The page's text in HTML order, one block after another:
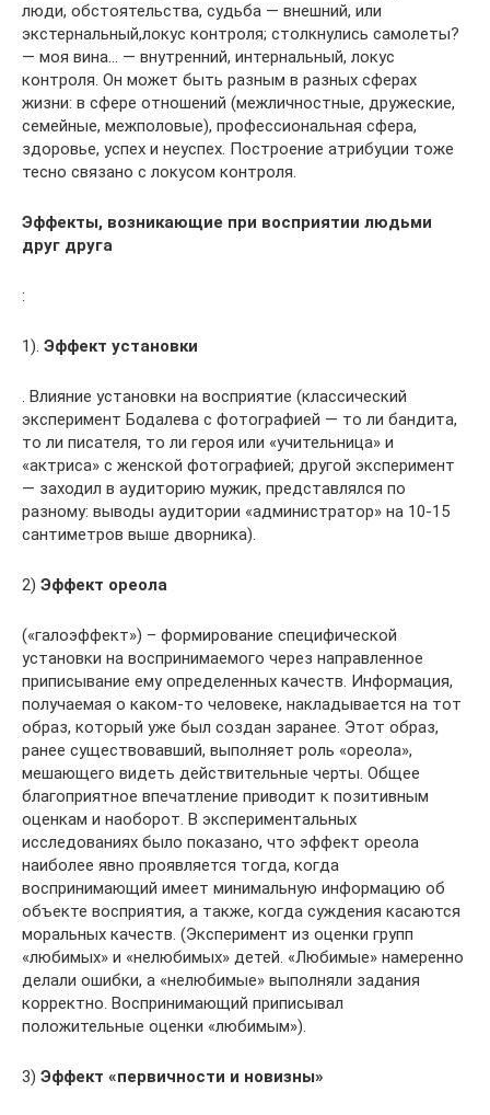
люди, обстоятельства, судьба — внешний, или
экстернальный,локус контроля; столкнулись самолеты?
— моя вина… — внутренний, интернальный, локус
контроля. Он может быть разным в разных сферах
жизни: в сфере отношений (межличностные, дружеские,
семейные, межполовые), профессиональная сфера,
здоровье, успех и неуспех. Построение атрибуции тоже
тесно связано с локусом контроля.
Эффекты, возникающие при восприятии людьми
друг друга
:
1). Эффект установки
. Влияние установки на восприятие (классический
эксперимент Бодалева с фотографией — то ли бандита,
то ли писателя, то ли героя или «учительница» и
«актриса» с женской фотографией; другой эксперимент
— заходил в аудиторию мужик, представлялся по
разному: выводы аудитории «администратор» на 10-15
сантиметров выше дворника).
2) Эффект ореола
(«галоэффект») – формирование специфической
установки на воспринимаемого через направленное
приписывание ему определенных качеств. Информация,
получаемая о каком-то человеке, накладывается на тот
образ, который уже был создан заранее. Этот образ,
ранее существовавший, выполняет роль «ореола»,
мешающего видеть действительные черты. Общее
благоприятное впечатление приводит к позитивным
оценкам и наоборот. В экспериментальных
исследованиях было показано, что эффект ореола
наиболее явно проявляется тогда, когда
воспринимающий имеет минимальную информацию об
объекте восприятия, а также, когда суждения касаются
моральных качеств. (Эксперимент из оценки групп
«любимых» и «нелюбимых» детей. «Любимые» намеренно
делали ошибки, а «нелюбимые» выполняли задания
корректно. Воспринимающий приписывал
положительные оценки «любимым»).
3) Эффект «первичности и новизны»